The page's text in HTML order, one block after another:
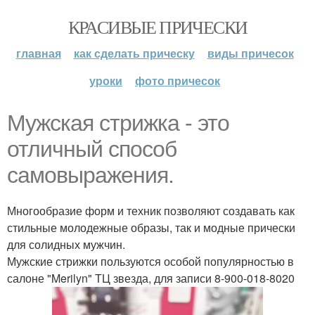
КРАСИВЫЕ ПРИЧЕСКИ
главная как сделать прическу
виды причесок
уроки
фото причесок
Мужская стрижка - это
отличный способ
самовыражения.
Многообразие форм и техник позволяют создавать как
стильные молодежные образы, так и модные прически
для солидных мужчин.
Мужские стрижки пользуются особой популярностью в
салоне "Merilyn" ТЦ звезда, для записи 8-900-018-8020